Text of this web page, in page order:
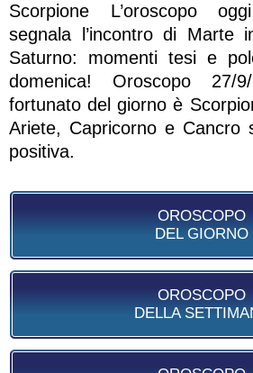
Scorpione L’oroscopo
segnala l’incontro di Marte
Saturno: momenti tesi e
domenica! Oroscopo 27/
fortunato del giorno è
Ariete, Capricorno e Cancro
positiva.
OROSCOPO
DEL GIORNO
OROSCOPO
DELLA